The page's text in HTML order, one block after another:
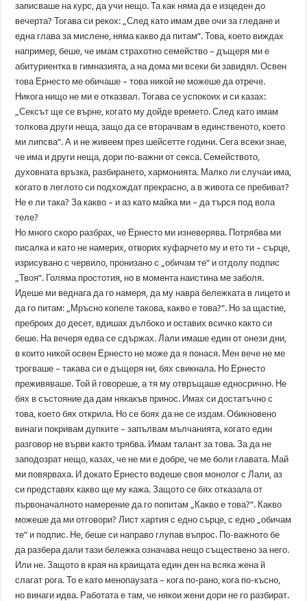
записваше на курс, да учи нещо. Та как няма да е изцеден до
вечерта? Тогава си рекох: „След като имам две очи за гледане и
една глава за мислене, няма какво да питам“. Това, което виждах
например, беше, че имам страхотно семейство – дъщеря ми е
абитуриентка в гимназията, а на дома ми всеки би завидял. Освен
това Ернесто ме обичаше – това никой не можеше да отрече.
Никога нищо не ми е отказвал. Тогава се успокоих и си казах:
„Сексът ще се върне, когато му дойде времето. След като имам
толкова други неща, защо да се вторачвам в единственото, което
ми липсва“. А и не живеем през шейсетте години. Сега всеки знае,
че има и други неща, дори по-важни от секса. Семейството,
духовната връзка, разбирането, хармонията. Малко ли случаи има,
когато в леглото си подхождат прекрасно, а в живота се пребиват?
Не е ли така? За какво – и аз като майка ми – да търся под вола
теле?
Но много скоро разбрах, че Ернесто ми изневерява. Потрябва ми
писалка и като не намерих, отворих куфарчето му и ето ти – сърце,
изрисувано с червило, пронизано с „обичам те“ и отдолу подпис
„Твоя“. Голяма простотия, но в момента наистина ме заболя.
Идеше ми веднага да го намеря, да му навра бележката в лицето и
да го питам: „Мръсно копеле такова, какво е това?“. Но за щастие,
преброих до десет, вдишах дълбоко и оставих всичко както си
беше. На вечеря едва се сдържах. Лали имаше един от онези дни,
в които никой освен Ернесто не може да я понася. Мен вече не ме
трогваше – такава си е дъщеря ни, бях свикнала. Но Ернесто
преживяваше. Той й говореше, а тя му отвръщаше едносрично. Не
бях в състояние да дам някакъв принос. Имах си достатъчно с
това, което бях открила. Но се боях да не се издам. Обикновено
винаги покривам дупките – запълвам мълчанията, когато един
разговор не върви както трябва. Имам талант за това. За да не
заподозрат нещо, казах, че не ми е добре, че ме боли главата. Май
ми повярваха. И докато Ернесто водеше своя монолог с Лали, аз
си представях какво ще му кажа. Защото се бях отказала от
първоначалното намерение да го попитам „Какво е това?“. Какво
можеше да ми отговори? Лист хартия с едно сърце, с едно „обичам
те“ и подпис. Не, беше си направо глупав въпрос. По-важното бе
да разбера дали тази бележка означава нещо съществено за него.
Или не. Защото в края на краищата един ден на всяка жена й
слагат рога. То е като менопаузата – кога по-рано, кога по-късно,
но винаги идва. Работата е там, че някои жени дори не го разбират.